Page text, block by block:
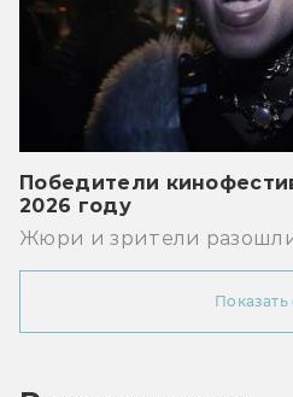
Победители
2026 году
Жюри и зрители